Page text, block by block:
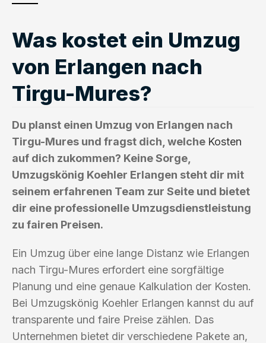
Was kostet ein Umzug
von Erlangen nach
Tirgu-Mures?
Du planst einen Umzug von Erlangen nach
Tirgu-Mures und fragst dich, welche Kosten
auf dich zukommen? Keine Sorge,
Umzugskönig Koehler Erlangen steht dir mit
seinem erfahrenen Team zur Seite und bietet
dir eine professionelle Umzugsdienstleistung
zu fairen Preisen.
Ein Umzug über eine lange Distanz wie Erlangen
nach Tirgu-Mures erfordert eine sorgfältige
Planung und eine genaue Kalkulation der Kosten.
Bei Umzugskönig Koehler Erlangen kannst du auf
transparente und faire Preise zählen. Das
Unternehmen bietet dir verschiedene Pakete an,